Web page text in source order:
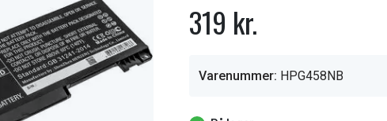
319 kr.
Varenummer: HPG458NB